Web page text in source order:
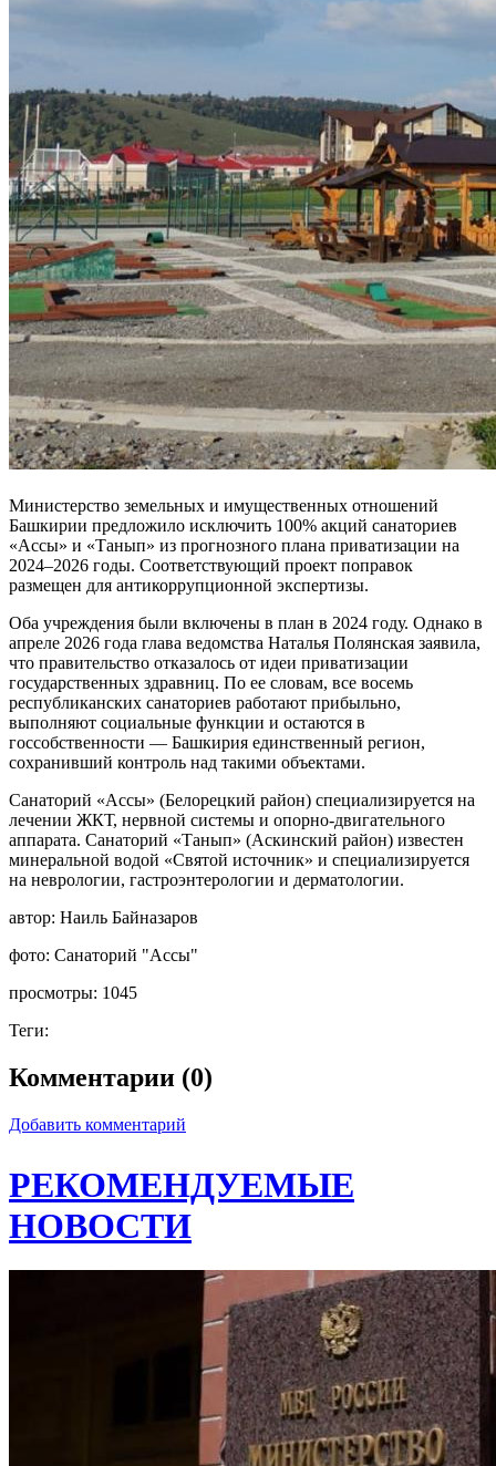
Министерство земельных и имущественных отношений
Башкирии предложило исключить 100% акций санаториев
«Ассы» и «Танып» из прогнозного плана приватизации на
2024–2026 годы. Соответствующий проект поправок
размещен для антикоррупционной экспертизы.
Оба учреждения были включены в план в 2024 году. Однако в
апреле 2026 года глава ведомства Наталья Полянская заявила,
что правительство отказалось от идеи приватизации
государственных здравниц. По ее словам, все восемь
республиканских санаториев работают прибыльно,
выполняют социальные функции и остаются в
госсобственности — Башкирия единственный регион,
сохранивший контроль над такими объектами.
Санаторий «Ассы» (Белорецкий район) специализируется на
лечении ЖКТ, нервной системы и опорно-двигательного
аппарата. Санаторий «Танып» (Аскинский район) известен
минеральной водой «Святой источник» и специализируется
на неврологии, гастроэнтерологии и дерматологии.
автор: Наиль Байназаров
фото: Санаторий "Ассы"
просмотры: 1045
Теги:
Комментарии (0)
Добавить комментарий
РЕКОМЕНДУЕМЫЕ
НОВОСТИ